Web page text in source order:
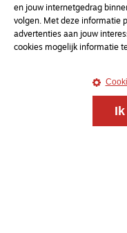
Kvk-nummer
NL46 INGB 0117
en jouw internetgedrag
volgen. Met deze informatie
advertenties aan jouw
cookies mogelijk informatie